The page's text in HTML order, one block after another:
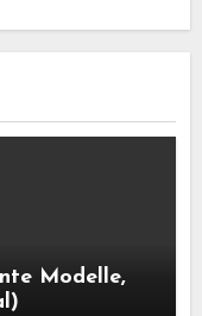
Modelle,